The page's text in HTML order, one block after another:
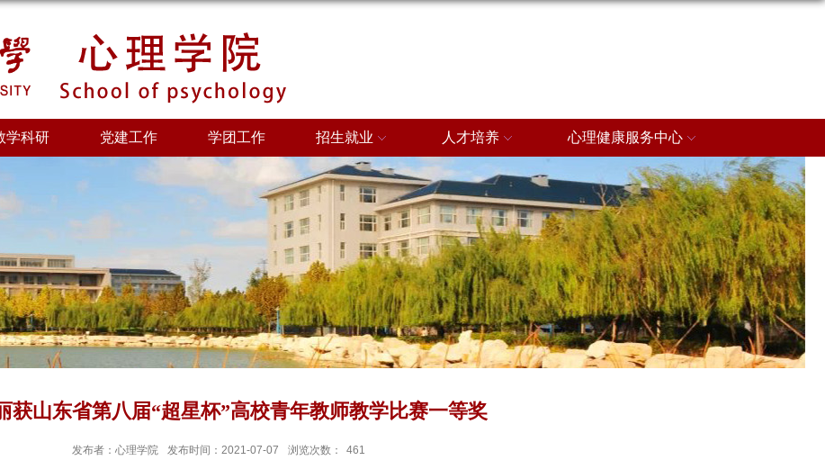
学科研 党建工作 学团工作 招生就业 人才培养 心理健康服务中心
获山东省第八届“超星杯”高校青年教师教学比赛一等奖
发布者：心理学院 发布时间：2021-07-07 浏览次数： 461